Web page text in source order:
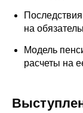
на
Модель
расчеты на